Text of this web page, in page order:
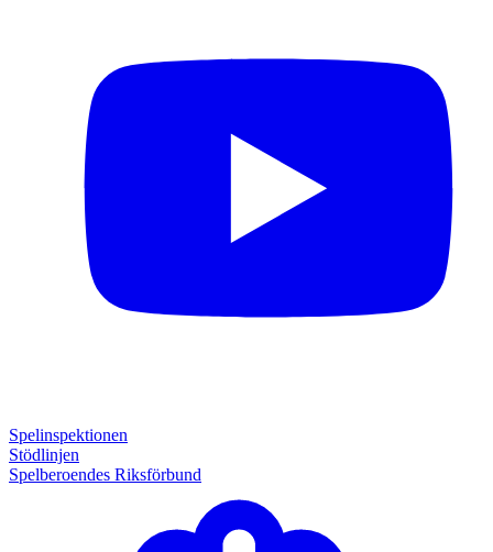
Spelinspektionen
Stödlinjen
Spelberoendes Riksförbund